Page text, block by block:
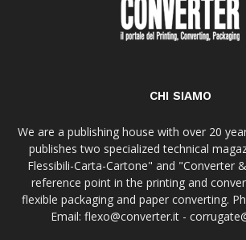
CHI SIAMO
We are a publishing house with over 20
publishes two specialized technical
Flessibili-Carta-Cartone" and "Converter
reference point in the printing and
flexible packaging and paper converting.
Email: flexo@converter.it -